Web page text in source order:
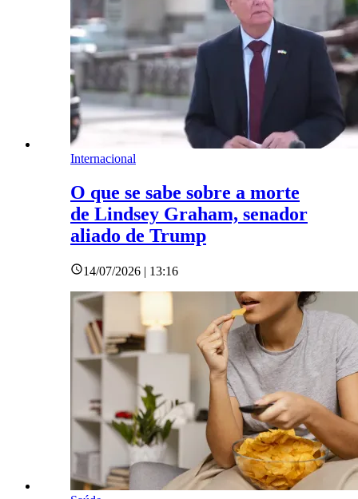
Internacional
O que se sabe sobre a morte
de Lindsey Graham, senador
aliado de Trump
14/07/2026 | 13:16